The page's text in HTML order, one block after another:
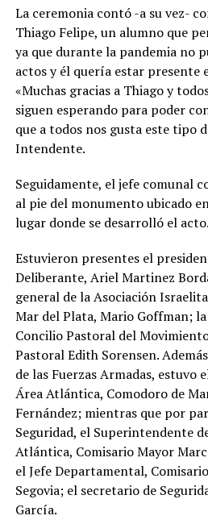
La ceremonia contó -a su vez-
Thiago Felipe, un alumno que
ya que durante la pandemia no
actos y él quería estar presente
«Muchas gracias a Thiago y
siguen esperando para poder
que a todos nos gusta este tipo
Intendente.
Seguidamente, el jefe comunal
al pie del monumento ubicado
lugar donde se desarrolló el acto.
Estuvieron presentes el
Deliberante, Ariel Martinez
general de la Asociación
Mar del Plata, Mario Goffman;
Concilio Pastoral del
Pastoral Edith Sorensen.
de las Fuerzas Armadas, estuvo
Área Atlántica, Comodoro de
Fernández; mientras que por
Seguridad, el Superintendente
Atlántica, Comisario Mayor
el Jefe Departamental,
Segovia; el secretario de
García.